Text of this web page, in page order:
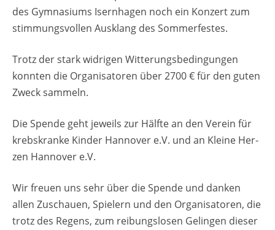
des Gym­na­si­ums Isern­ha­gen noch ein Kon­zert zum
stim­mungs­vol­len Aus­klang des Som­mer­fes­tes.
Trotz der stark wid­ri­gen Wit­te­rungs­be­din­gun­gen
konn­ten die Or­ga­ni­sa­to­ren über 2700 € für den guten
Zweck sam­meln.
Die Spen­de geht je­weils zur Hälf­te an den Ver­ein für
krebs­kran­ke Kin­der Han­no­ver e.V. und an Klei­ne Her­
zen Han­no­ver e.V.
Wir freu­en uns sehr über die Spen­de und dan­ken
allen Zu­schau­en, Spie­lern und den Or­ga­ni­sa­to­ren, die
trotz des Re­gens, zum rei­bungs­lo­sen Ge­lin­gen die­ser